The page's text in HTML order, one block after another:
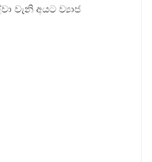
වැනි අයට ව්‍යාජ